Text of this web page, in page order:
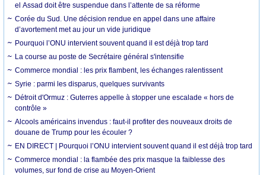
el Assad doit être suspendue dans l’attente de sa réforme
Corée du Sud. Une décision rendue en appel dans une affaire
d’avortement met au jour un vide juridique
Pourquoi l’ONU intervient souvent quand il est déjà trop tard
La course au poste de Secrétaire général s'intensifie
Commerce mondial : les prix flambent, les échanges ralentissent
Syrie : parmi les disparus, quelques survivants
Détroit d'Ormuz : Guterres appelle à stopper une escalade « hors de
contrôle »
Alcools américains invendus : faut-il profiter des nouveaux droits de
douane de Trump pour les écouler ?
EN DIRECT | Pourquoi l’ONU intervient souvent quand il est déjà trop tard
Commerce mondial : la flambée des prix masque la faiblesse des
volumes, sur fond de crise au Moyen-Orient